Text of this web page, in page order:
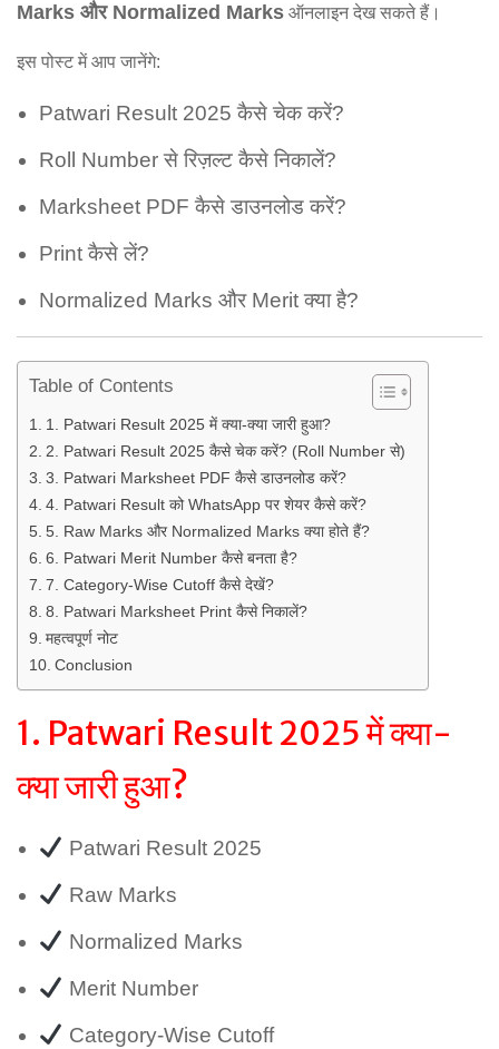
Marks और Normalized Marks ऑनलाइन देख सकते हैं।
इस पोस्ट में आप जानेंगे:
Patwari Result 2025 कैसे चेक करें?
Roll Number से रिज़ल्ट कैसे निकालें?
Marksheet PDF कैसे डाउनलोड करें?
Print कैसे लें?
Normalized Marks और Merit क्या है?
Table of Contents
1. Patwari Result 2025 में क्या-क्या जारी हुआ?
2. Patwari Result 2025 कैसे चेक करें? (Roll Number से)
3. Patwari Marksheet PDF कैसे डाउनलोड करें?
4. Patwari Result को WhatsApp पर शेयर कैसे करें?
5. Raw Marks और Normalized Marks क्या होते हैं?
6. Patwari Merit Number कैसे बनता है?
7. Category-Wise Cutoff कैसे देखें?
8. Patwari Marksheet Print कैसे निकालें?
महत्वपूर्ण नोट
Conclusion
1. Patwari Result 2025 में क्या-
क्या जारी हुआ?
Patwari Result 2025
Raw Marks
Normalized Marks
Merit Number
Category-Wise Cutoff